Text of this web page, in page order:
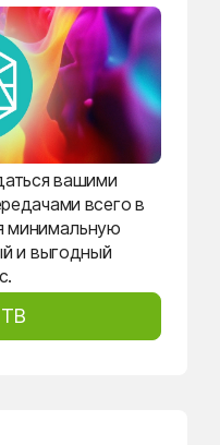
вашими
всего в
минимальную
и выгодный